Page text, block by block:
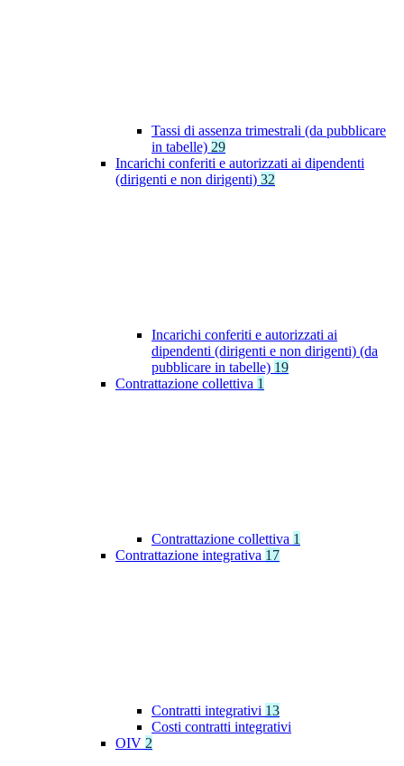
Tassi di assenza trimestrali (da pubblicare
in tabelle) 29
Incarichi conferiti e autorizzati ai dipendenti
(dirigenti e non dirigenti) 32
Incarichi conferiti e autorizzati ai
dipendenti (dirigenti e non dirigenti) (da
pubblicare in tabelle) 19
Contrattazione collettiva 1
Contrattazione collettiva 1
Contrattazione integrativa 17
Contratti integrativi 13
Costi contratti integrativi
OIV 2